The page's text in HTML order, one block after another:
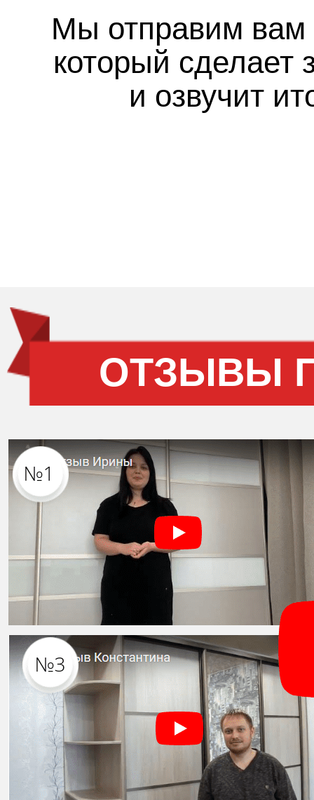
ОТЗЫВЫ
Мы отправим вам
который сделает
и озвучит